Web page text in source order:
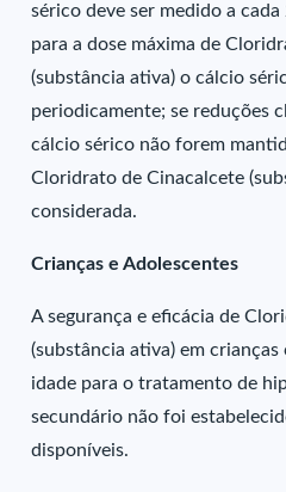
sérico deve ser medido a
para a dose máxima de
(substância ativa) o cálcio
periodicamente; se reduções
cálcio sérico não forem
Cloridrato de Cinacalcete
considerada.
Crianças e Adolescentes
A segurança e eficácia de
(substância ativa) em
idade para o tratamento de
secundário não foi
disponíveis.